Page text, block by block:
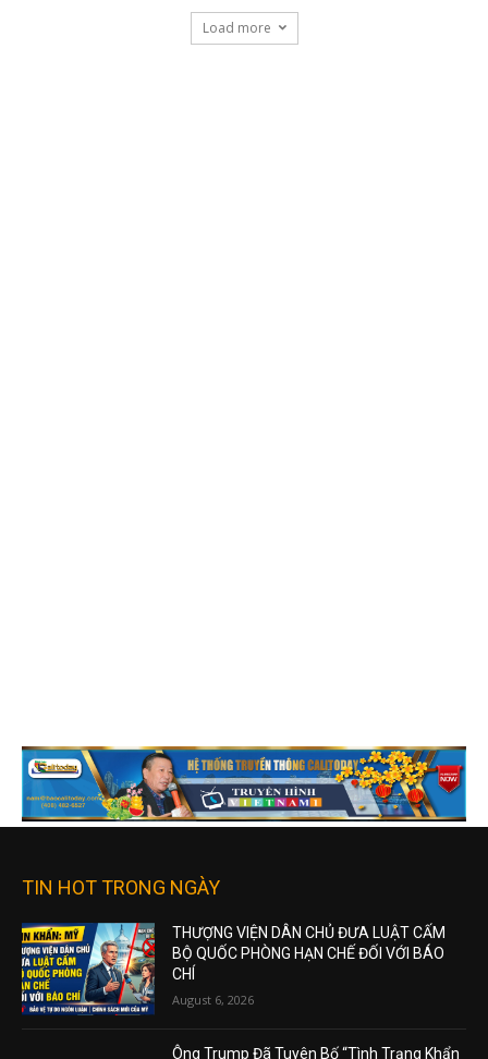
Load more
TIN HOT TRONG NGÀY
THƯỢNG VIỆN DÂN CHỦ ĐƯA LUẬT CẤM
BỘ QUỐC PHÒNG HẠN CHẾ ĐỐI VỚI BÁO
CHÍ
August 6, 2026
Ông Trump Đã Tuyên Bố “Tình Trạng Khẩn